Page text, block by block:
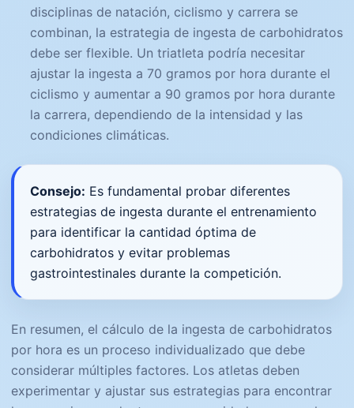
disciplinas de natación, ciclismo y carrera se
combinan, la estrategia de ingesta de carbohidratos
debe ser flexible. Un triatleta podría necesitar
ajustar la ingesta a 70 gramos por hora durante el
ciclismo y aumentar a 90 gramos por hora durante
la carrera, dependiendo de la intensidad y las
condiciones climáticas.
Consejo: Es fundamental probar diferentes
estrategias de ingesta durante el entrenamiento
para identificar la cantidad óptima de
carbohidratos y evitar problemas
gastrointestinales durante la competición.
En resumen, el cálculo de la ingesta de carbohidratos
por hora es un proceso individualizado que debe
considerar múltiples factores. Los atletas deben
experimentar y ajustar sus estrategias para encontrar